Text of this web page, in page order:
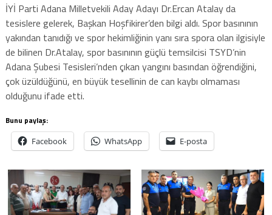
İYİ Parti Adana Milletvekili Aday Adayı Dr.Ercan Atalay da
tesislere gelerek, Başkan Hoşfikirer’den bilgi aldı. Spor basınının
yakından tanıdığı ve spor hekimliğinin yanı sıra spora olan ilgisiyle
de bilinen Dr.Atalay, spor basınının güçlü temsilcisi TSYD’nin
Adana Şubesi Tesisleri’nden çıkan yangını basından öğrendiğini,
çok üzüldüğünü, en büyük tesellinin de can kaybı olmaması
olduğunu ifade etti.
Bunu paylaş:
Facebook WhatsApp E-posta